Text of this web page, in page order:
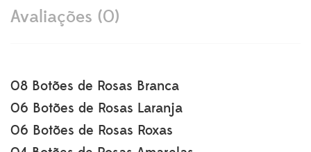
Avaliações (0)
08 Botões de Rosas Branca
06 Botões de Rosas Laranja
06 Botões de Rosas Roxas